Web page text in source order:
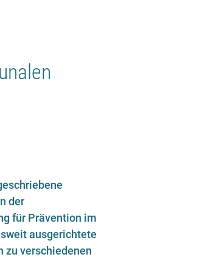
der
für Prävention im
ausgerichtete
zu verschiedenen